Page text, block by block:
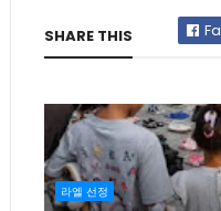
SHARE THIS
라엘 선정